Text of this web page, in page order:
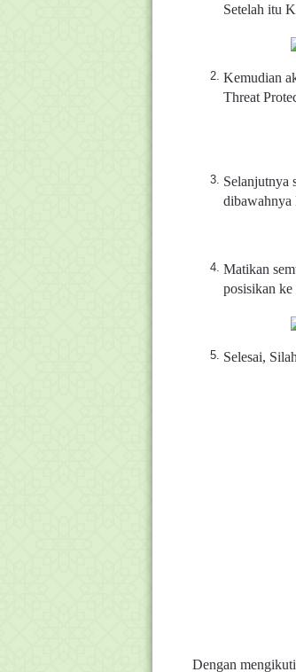
Setelah itu
Kemudian
Threat
Selanjutnya
dibawahnya
Matikan
posisikan
Selesai,
Dengan